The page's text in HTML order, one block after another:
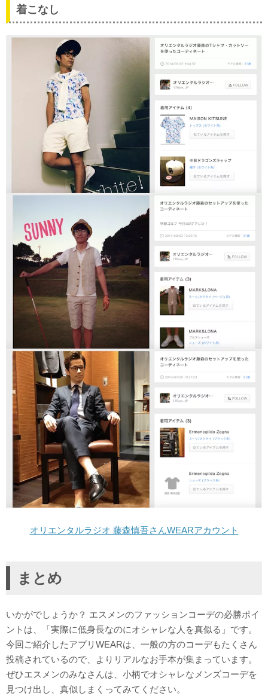
着こなし
オリエンタルラジオ 藤森慎吾さんWEARアカウント
まとめ
いかがでしょうか？ エスメンのファッションコーデの必勝ポイ
ントは、「実際に低身長なのにオシャレな人を真似る」です。
今回ご紹介したアプリWEARは、一般の方のコーデもたくさん
投稿されているので、よりリアルなお手本が集まっています。
ぜひエスメンのみなさんは、小柄でオシャレなメンズコーデを
見つけ出し、真似しまくってみてください。